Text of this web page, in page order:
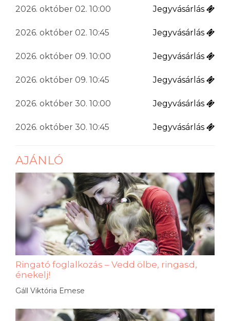
2026. október 02. 10:00 Jegyvásárlás
2026. október 02. 10:45 Jegyvásárlás
2026. október 09. 10:00 Jegyvásárlás
2026. október 09. 10:45 Jegyvásárlás
2026. október 30. 10:00 Jegyvásárlás
2026. október 30. 10:45 Jegyvásárlás
AJÁNLÓ
Ringató foglalkozás – Vedd ölbe, ringasd,
énekelj!
Gáll Viktória Emese